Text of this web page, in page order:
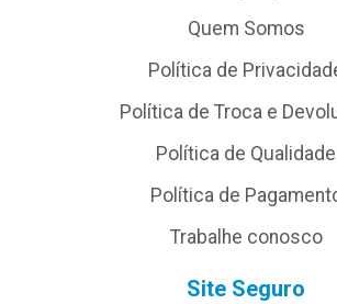
Quem Somos
Política de
Política de Troca e
Política de Qualidade
Política de
Trabalhe conosco
Site Seguro